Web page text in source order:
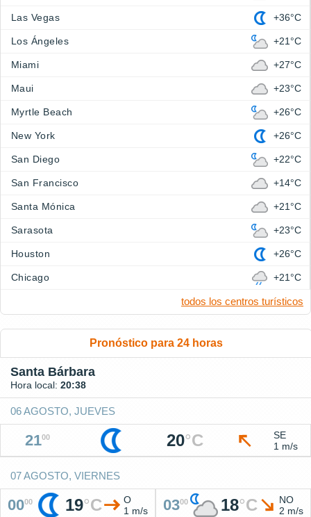
Las Vegas +36°C
Los Ángeles +21°C
Miami +27°C
Maui +23°C
Myrtle Beach +26°C
New York +26°C
San Diego +22°C
San Francisco +14°C
Santa Mónica +21°C
Sarasota +23°C
Houston +26°C
Chicago +21°C
todos los centros turísticos
Pronóstico para 24 horas
Santa Bárbara
Hora local: 20:38
06 AGOSTO, JUEVES
2100 20°C
SE
1 m/s
07 AGOSTO, VIERNES
0000 19°C
O
1 m/s
0300 18°C
NO
2 m/s